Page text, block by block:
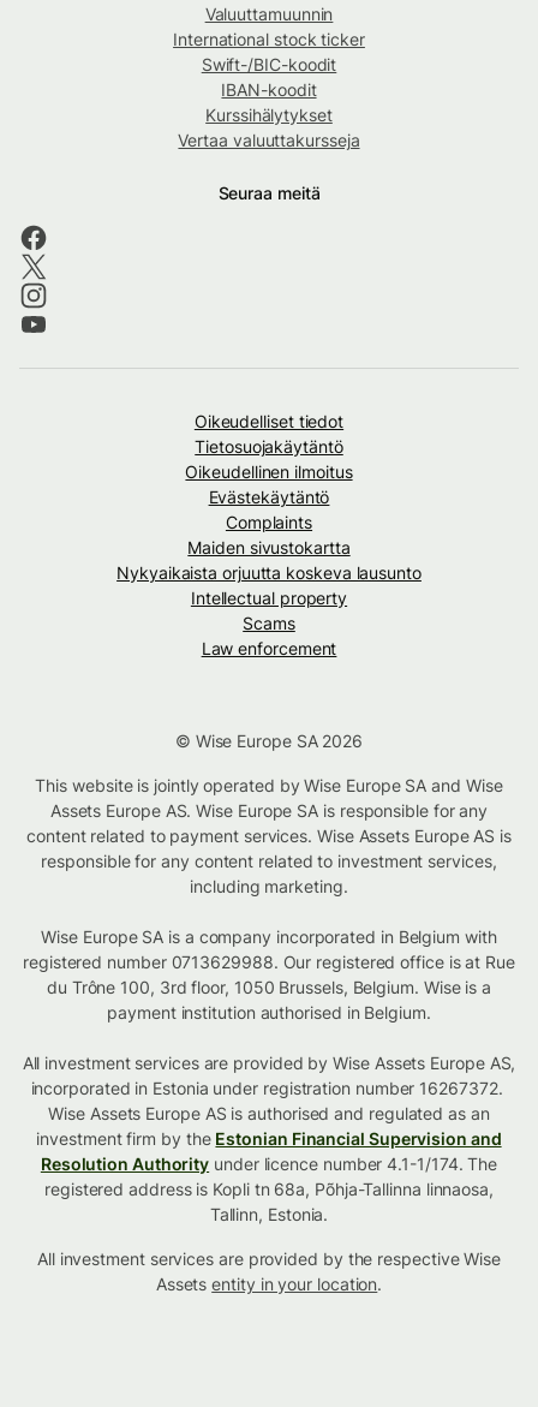
Valuuttamuunnin
International stock ticker
Swift-/BIC-koodit
IBAN-koodit
Kurssihälytykset
Vertaa valuuttakursseja
Seuraa meitä
Oikeudelliset tiedot
Tietosuojakäytäntö
Oikeudellinen ilmoitus
Evästekäytäntö
Complaints
Maiden sivustokartta
Nykyaikaista orjuutta koskeva lausunto
Intellectual property
Scams
Law enforcement
© Wise Europe SA 2026
This website is jointly operated by Wise Europe SA and Wise
Assets Europe AS. Wise Europe SA is responsible for any
content related to payment services. Wise Assets Europe AS is
responsible for any content related to investment services,
including marketing.
Wise Europe SA is a company incorporated in Belgium with
registered number 0713629988. Our registered office is at Rue
du Trône 100, 3rd floor, 1050 Brussels, Belgium. Wise is a
payment institution authorised in Belgium.
All investment services are provided by Wise Assets Europe AS,
incorporated in Estonia under registration number 16267372.
Wise Assets Europe AS is authorised and regulated as an
investment firm by the Estonian Financial Supervision and
Resolution Authority under licence number 4.1-1/174. The
registered address is Kopli tn 68a, Põhja-Tallinna linnaosa,
Tallinn, Estonia.
All investment services are provided by the respective Wise
Assetsentity in your location.